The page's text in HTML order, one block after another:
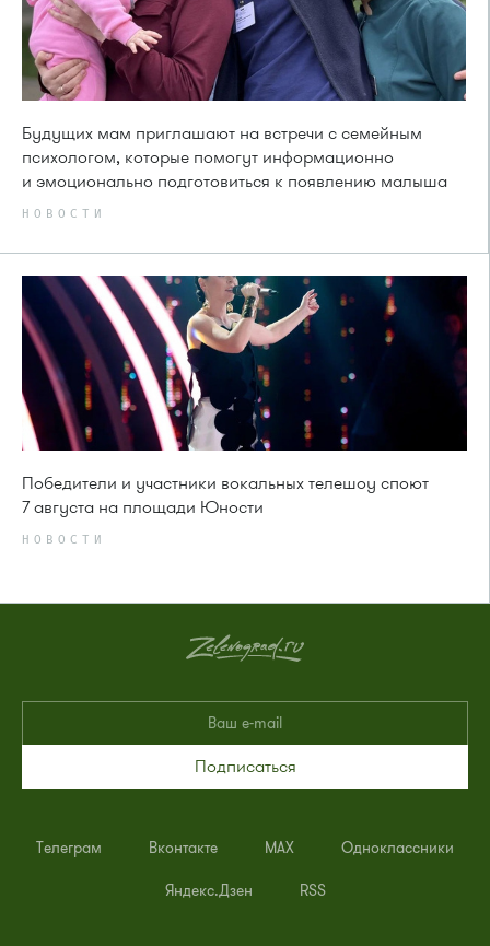
Будущих мам приглашают на встречи с семейным
психологом, которые помогут информационно
и эмоционально подготовиться к появлению малыша
НОВОСТИ
Победители и участники вокальных телешоу споют
7 августа на площади Юности
НОВОСТИ
Подписаться
Телеграм Вконтакте MAX Одноклассники
Яндекс.Дзен RSS